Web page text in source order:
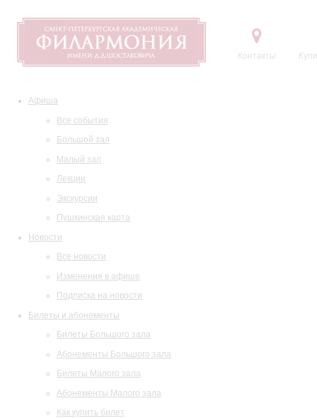
Контакты
Афиша
Все события
Большой зал
Малый зал
Лекции
Экскурсии
Пушкинская карта
Новости
Все новости
Изменения в афише
Подписка на новости
Билеты и абонементы
Билеты Большого зала
Абонементы Большого зала
Билеты Малого зала
Абонементы Малого зала
Как купить билет